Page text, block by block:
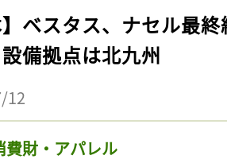
】ベスタス、ナセル最
備拠点は北九州
12
費財・アパレル